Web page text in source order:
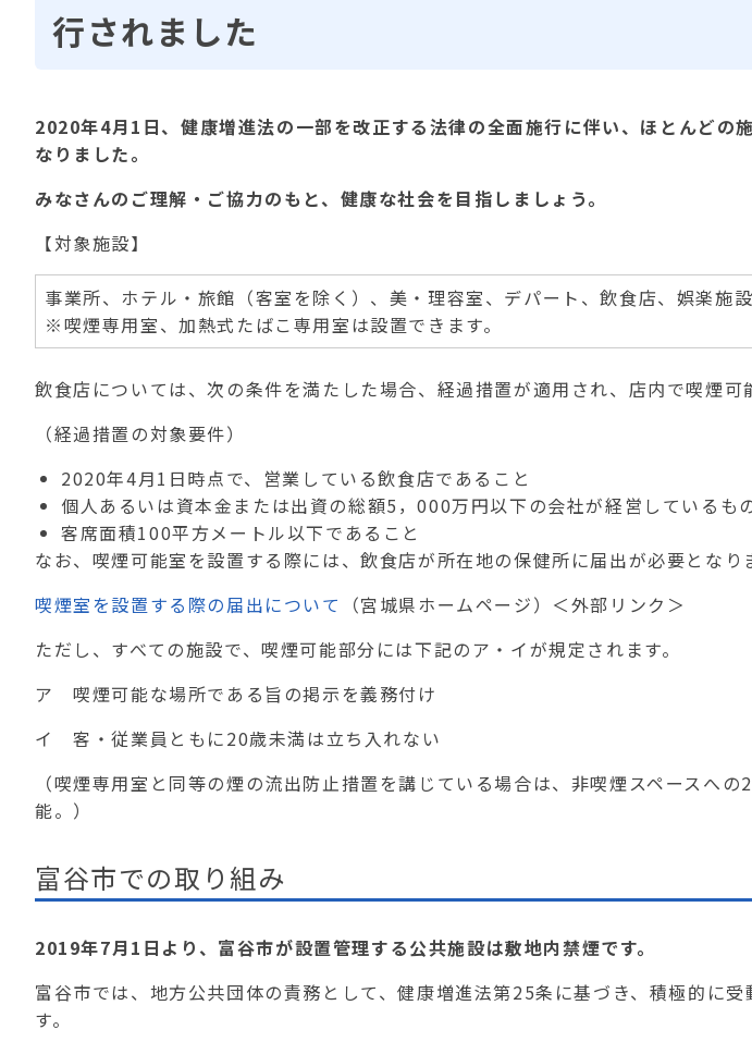
行されました
2020年4月1日、健康増進法の一部を改正する法律の全面施行に伴い、ほとんどの
なりました。
みなさんのご理解・ご協力のもと、健康な社会を目指しましょう。
【対象施設】
事業所、ホテル・旅館（客室を除く）、美・理容室、デパート、飲食店、娯楽施
※喫煙専用室、加熱式たばこ専用室は設置できます。
飲食店については、次の条件を満たした場合、経過措置が適用され、店内で喫煙可
（経過措置の対象要件）
2020年4月1日時点で、営業している飲食店であること
個人あるいは資本金または出資の総額5，000万円以下の会社が経営しているも
客席面積100平方メートル以下であること
なお、喫煙可能室を設置する際には、飲食店が所在地の保健所に届出が必要となり
喫煙室を設置する際の届出について
（宮城県ホームページ） ＜外部リンク＞
ただし、すべての施設で、喫煙可能部分には下記のア・イが規定されます。
ア 喫煙可能な場所である旨の掲示を義務付け
イ 客・従業員ともに20歳未満は立ち入れない
（喫煙専用室と同等の煙の流出防止措置を講じている場合は、非喫煙スペースへ
能。）
富谷市での取り組み
2019年7月1日より、富谷市が設置管理する公共施設は敷地内禁煙です。
富谷市では、地方公共団体の責務として、健康増進法第25条に基づき、積極的に
す。